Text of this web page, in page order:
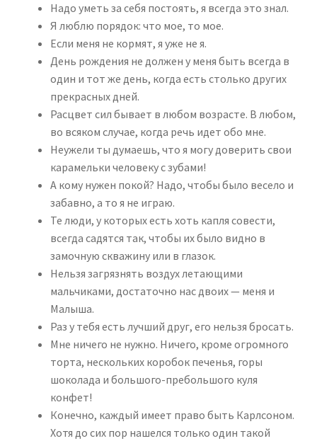
Надо уметь за себя постоять, я всегда это знал.
Я люблю порядок: что мое, то мое.
Если меня не кормят, я уже не я.
День рождения не должен у меня быть всегда в
один и тот же день, когда есть столько других
прекрасных дней.
Расцвет сил бывает в любом возрасте. В любом,
во всяком случае, когда речь идет обо мне.
Неужели ты думаешь, что я могу доверить свои
карамельки человеку с зубами!
А кому нужен покой? Надо, чтобы было весело и
забавно, а то я не играю.
Те люди, у которых есть хоть капля совести,
всегда садятся так, чтобы их было видно в
замочную скважину или в глазок.
Нельзя загрязнять воздух летающими
мальчиками, достаточно нас двоих — меня и
Малыша.
Раз у тебя есть лучший друг, его нельзя бросать.
Мне ничего не нужно. Ничего, кроме огромного
торта, нескольких коробок печенья, горы
шоколада и большого-пребольшого куля
конфет!
Конечно, каждый имеет право быть Карлсоном.
Хотя до сих пор нашелся только один такой